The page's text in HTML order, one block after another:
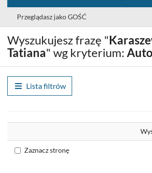
Przeglądasz jako GOŚĆ
Wybór
języka
Polski (PL)
Zaloguj
Zaproponuj zakup
Wyszukujesz frazę "
Tatiana" wg kryterium:
Lista filtrów
Zaznacz stronę